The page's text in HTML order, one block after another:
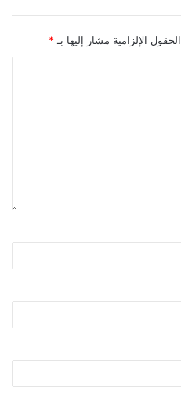
الحقول الإلزامية مشار إليها بـ *